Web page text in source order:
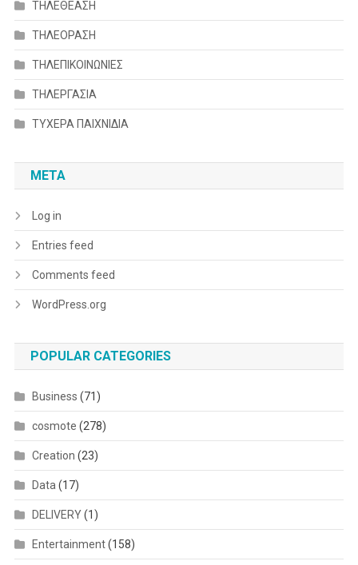
ΤΗΛΕΘΕΑΣΗ
ΤΗΛΕΟΡΑΣΗ
ΤΗΛΕΠΙΚΟΙΝΩΝΙΕΣ
ΤΗΛΕΡΓΑΣΙΑ
ΤΥΧΕΡΑ ΠΑΙΧΝΙΔΙΑ
META
Log in
Entries feed
Comments feed
WordPress.org
POPULAR CATEGORIES
Business (71)
cosmote (278)
Creation (23)
Data (17)
DELIVERY(1)
Entertainment(158)